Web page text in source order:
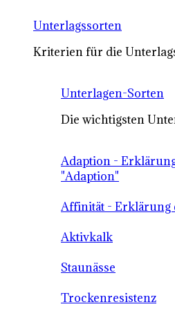
Unterlagssorten
Kriterien für die
Unterlagen-Sorten
Die wichtigsten
Adaption -
"Adaption"
Affinität - Erklärung
Aktivkalk
Staunässe
Trockenresistenz